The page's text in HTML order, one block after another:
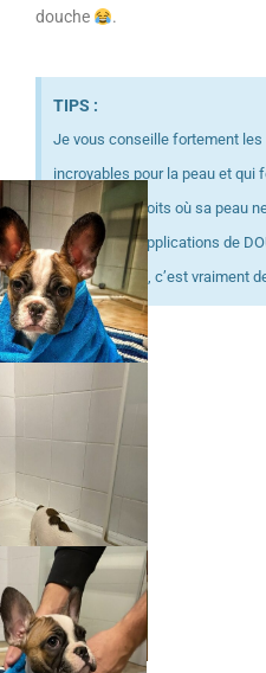
douche .
TIPS :
Je vous conseille fortement les
incroyables pour la peau et qui
avait des endroits où sa peau
de quelques applications de
bien repoussé, c’est vraiment